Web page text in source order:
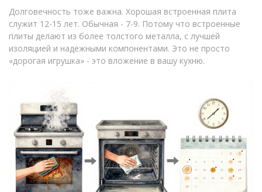
Долговечность тоже важна. Хорошая встроенная плита
служит 12-15 лет. Обычная - 7-9. Потому что встроенные
плиты делают из более толстого металла, с лучшей
изоляцией и надежными компонентами. Это не просто
«дорогая игрушка» - это вложение в вашу кухню.